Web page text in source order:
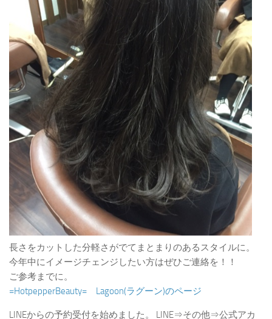
長さをカットした分軽さがでてまとまりのあるスタイルに。
今年中にイメージチェンジしたい方はぜひご連絡を！！
ご参考までに。
=HotpepperBeauty= Lagoon(ラグーン)のページ
LINEからの予約受付を始めました。 LINE⇒その他⇒公式アカ